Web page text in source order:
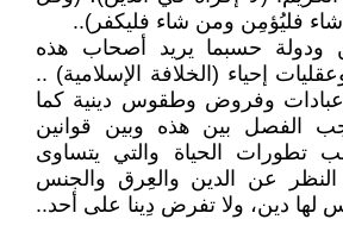
فليُؤمِن ومن شاء فليكفر)..
ودولة حسبما يريد أصحاب هذه
إحياء (الخلافة الإسلامية) ..
وعبادات وفروض وطقوس دينية كما
الفصل بين هذه وبين قوانين
تطورات الحياة والتي يتساوى
النظر عن الدين والعِرق والجنس
لها دين، ولا تفرض دِينا على أحد..